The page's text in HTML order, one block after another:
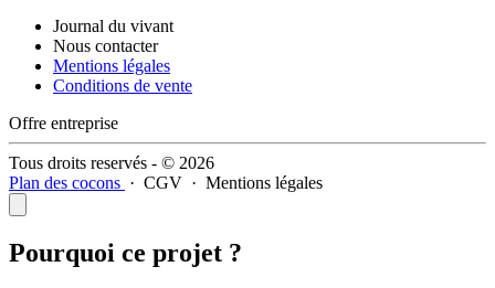
Journal du vivant
Nous contacter
Mentions légales
Conditions de vente
Offre entreprise
Tous droits reservés - © 2026
Plan des cocons · CGV · Mentions légales
Pourquoi ce projet ?